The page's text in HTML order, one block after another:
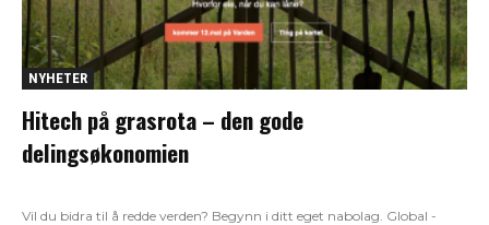
NYHETER
Hitech på grasrota – den gode
delingsøkonomien
Vil du bidra til å redde verden? Begynn i ditt eget nabolag. Global -